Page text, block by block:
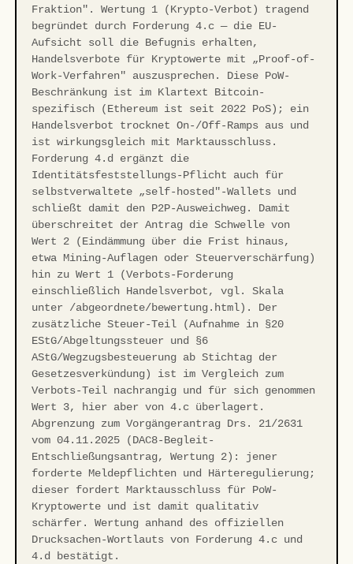
Fraktion". Wertung 1 (Krypto-Verbot) tragend
begründet durch Forderung 4.c — die EU-
Aufsicht soll die Befugnis erhalten,
Handelsverbote für Kryptowerte mit „Proof-of-
Work-Verfahren" auszusprechen. Diese PoW-
Beschränkung ist im Klartext Bitcoin-
spezifisch (Ethereum ist seit 2022 PoS); ein
Handelsverbot trocknet On-/Off-Ramps aus und
ist wirkungsgleich mit Marktausschluss.
Forderung 4.d ergänzt die
Identitätsfeststellungs-Pflicht auch für
selbstverwaltete „self-hosted"-Wallets und
schließt damit den P2P-Ausweichweg. Damit
überschreitet der Antrag die Schwelle von
Wert 2 (Eindämmung über die Frist hinaus,
etwa Mining-Auflagen oder Steuerverschärfung)
hin zu Wert 1 (Verbots-Forderung
einschließlich Handelsverbot, vgl. Skala
unter /abgeordnete/bewertung.html). Der
zusätzliche Steuer-Teil (Aufnahme in §20
EStG/Abgeltungssteuer und §6
AStG/Wegzugsbesteuerung ab Stichtag der
Gesetzesverkündung) ist im Vergleich zum
Verbots-Teil nachrangig und für sich genommen
Wert 3, hier aber von 4.c überlagert.
Abgrenzung zum Vorgängerantrag Drs. 21/2631
vom 04.11.2025 (DAC8-Begleit-
Entschließungsantrag, Wertung 2): jener
forderte Meldepflichten und Härteregulierung;
dieser fordert Marktausschluss für PoW-
Kryptowerte und ist damit qualitativ
schärfer. Wertung anhand des offiziellen
Drucksachen-Wortlauts von Forderung 4.c und
4.d bestätigt.